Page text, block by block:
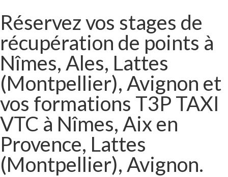
Réservez vos stages de
récupération de points à
Nîmes, Ales, Lattes
(Montpellier), Avignon et
vos formations T3P TAXI
VTC à Nîmes, Aix en
Provence, Lattes
(Montpellier), Avignon.